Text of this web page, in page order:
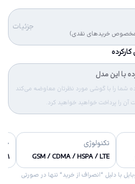
خریدهای نقدی)
جزئیات
با این مدل
شما را با گوشی مورد نظرتان معاوضه می‌کند
آن را پرداخت خواهید خواهید کرد.
تکنولوژی
GSM / CDMA / HSPA / LTE
۱۲۸ گیگابایت
با دلیل “انصراف از خرید“ تنها در صورتی